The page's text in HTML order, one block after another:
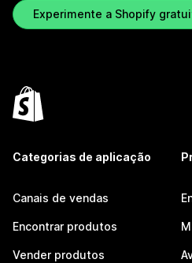
Experimente a Shopify
Categorias de aplicação
Canais de vendas
Encontrar produtos
Vender produtos